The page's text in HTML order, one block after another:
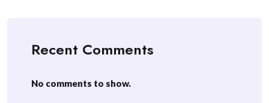
Recent Comments
No comments to show.